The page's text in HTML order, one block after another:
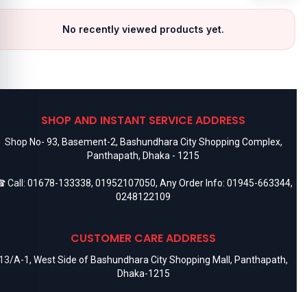
No recently viewed products yet.
SHOP AND INSTANT SERVICE ADDRESS
Shop No- 93, Basement-2, Bashundhara City Shopping Complex,
Panthapath, Dhaka - 1215
Call: 01678-133338, 01952107050, Any Order Info: 01945-663344,
0248122109
CUSTOMER CARE ADDRESS
A-1, West Side of Bashundhara City Shopping Mall, Panthapath,
Dhaka-1215